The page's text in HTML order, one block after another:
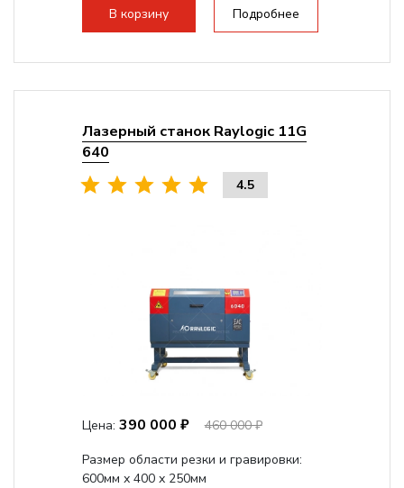
В корзину Подробнее
Лазерный станок Raylogic 11G
640
4.5
Цена: 390 000 ₽
460 000 ₽
Размер области резки и гравировки:
600мм х 400 х 250мм